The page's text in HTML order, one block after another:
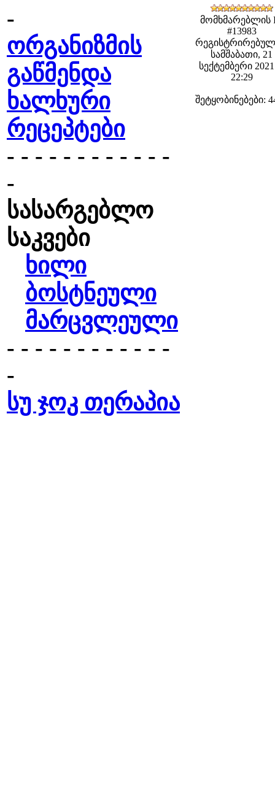
-
ორგანიზმის
გაწმენდა
ხალხური
რეცეპტები
- - - - - - - - - - - -
-
სასარგებლო
საკვები
ხილი
ბოსტნეული
მარცვლეული
- - - - - - - - - - - -
-
სუ ჯოკ თერაპია
მომხმარებლის
#13983
სამშაბათი, 21
სექტემბერი
22:29
შეტყობინებები: